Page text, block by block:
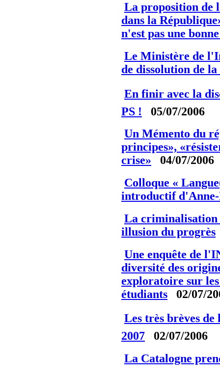
La proposition de
dans la
n'est pas une
Le Ministère de
de dissolution de
En finir avec la
PS !
05/07/2006
Un Mémento du
principes»,
crise»
04/07/2006
Colloque «
introductif
La criminalisation
illusion du progrès
Une enquête de
diversité des
exploratoire sur les
étudiants
02/07/
Les très brèves
2007
02/07/2006
La Catalogne